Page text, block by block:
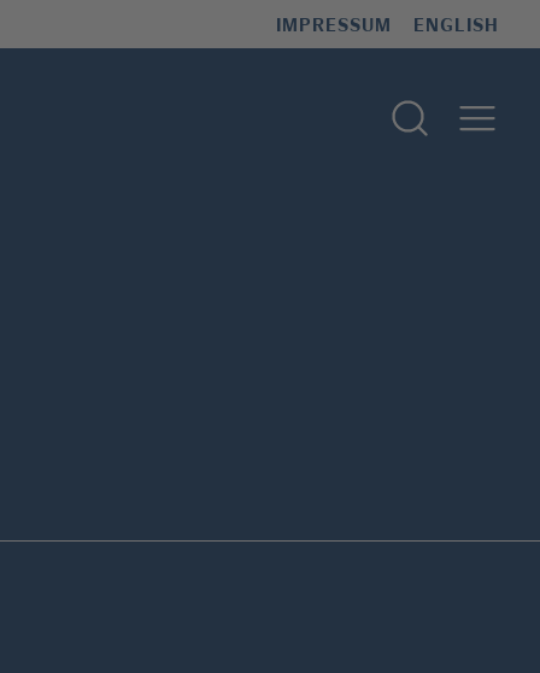
IMPRESSUM ENGLISH
Suchformular